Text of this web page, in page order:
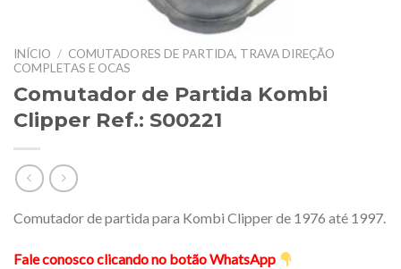
INÍCIO / COMUTADORES DE PARTIDA, TRAVA DIREÇÃO
COMPLETAS E OCAS
Comutador de Partida Kombi
Clipper Ref.: S00221
Comutador de partida para Kombi Clipper de 1976 até 1997.
Fale conosco clicando no botão WhatsApp